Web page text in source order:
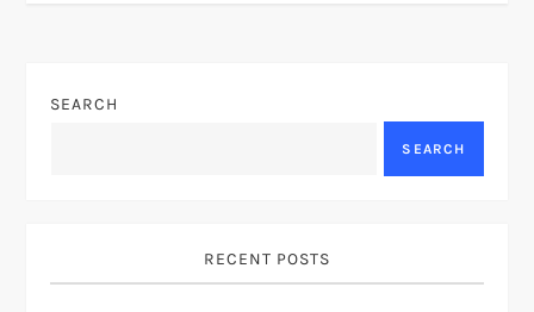
v
a
SEARCH
SEARCH
RECENT POSTS